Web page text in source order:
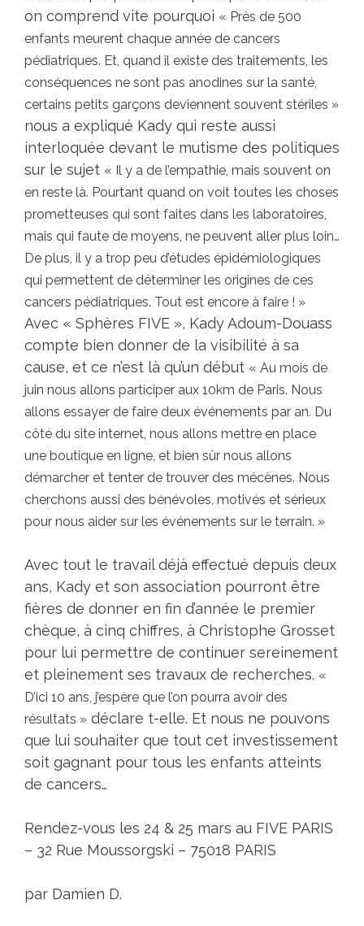
on comprend vite pourquoi « Près de 500
enfants meurent chaque année de cancers
pédiatriques. Et, quand il existe des traitements, les
conséquences ne sont pas anodines sur la santé,
certains petits garçons deviennent souvent stériles »
nous a expliqué Kady qui reste aussi
interloquée devant le mutisme des politiques
sur le sujet « Il y a de l’empathie, mais souvent on
en reste là. Pourtant quand on voit toutes les choses
prometteuses qui sont faites dans les laboratoires,
mais qui faute de moyens, ne peuvent aller plus loin…
De plus, il y a trop peu d’études épidémiologiques
qui permettent de déterminer les origines de ces
cancers pédiatriques. Tout est encore à faire ! »
Avec « Sphères FIVE », Kady Adoum-Douass
compte bien donner de la visibilité à sa
cause, et ce n’est là qu’un début « Au mois de
juin nous allons participer aux 10km de Paris. Nous
allons essayer de faire deux événements par an. Du
côté du site internet, nous allons mettre en place
une boutique en ligne, et bien sûr nous allons
démarcher et tenter de trouver des mécènes. Nous
cherchons aussi des bénévoles, motivés et sérieux
pour nous aider sur les événements sur le terrain. »
Avec tout le travail déjà effectué depuis deux
ans, Kady et son association pourront être
fières de donner en fin d’année le premier
chèque, à cinq chiffres, à Christophe Grosset
pour lui permettre de continuer sereinement
et pleinement ses travaux de recherches. «
D’ici 10 ans, j’espère que l’on pourra avoir des
résultats » déclare t-elle. Et nous ne pouvons
que lui souhaiter que tout cet investissement
soit gagnant pour tous les enfants atteints
de cancers…
Rendez-vous les 24 & 25 mars au FIVE PARIS
– 32 Rue Moussorgski – 75018 PARIS
par Damien D.